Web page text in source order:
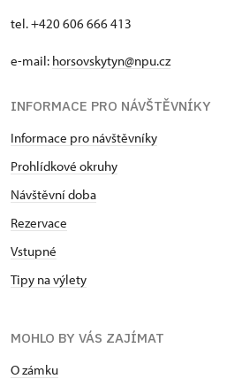
tel. +420 606 666 413
e-mail: horsovskytyn@npu.cz
INFORMACE PRO NÁVŠTĚVNÍKY
Informace pro návštěvníky
Prohlídkové okruhy
Návštěvní doba
Rezervace
Vstupné
Tipy na výlety
MOHLO BY VÁS ZAJÍMAT
O zámku